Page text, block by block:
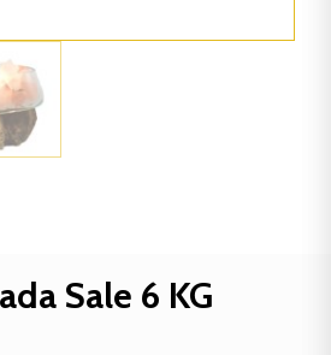
Sale 6 KG